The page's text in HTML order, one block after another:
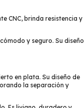
CNC, brinda resistencia y
y seguro. Su diseño
en plata. Su diseño de
la separación y